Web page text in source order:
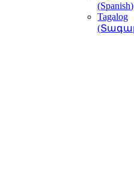
(Spanish)
Tagalog
(